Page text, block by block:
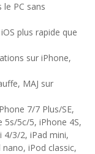
PC sans
plus rapide que
sur iPhone,
MAJ sur
7/7 Plus/SE,
5s/5c/5, iPhone 4S,
4/3/2, iPad mini,
iPod classic,